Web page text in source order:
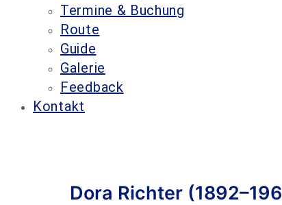
Termine & Buchung
Route
Guide
Galerie
Feedback
Kontakt
Dora Richter